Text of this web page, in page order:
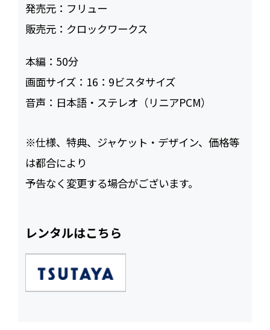
発売元： フリュー
販売元： クロックワークス
本編： 50
画面サイズ： 16：9ビスタサイズ
音声： 日本語・ステレオ（リニアPCM）
※仕様、特典、ジャケット・デザイン、価格等
は都合により
予告なく変更する場合がございます。
レンタルはこちら